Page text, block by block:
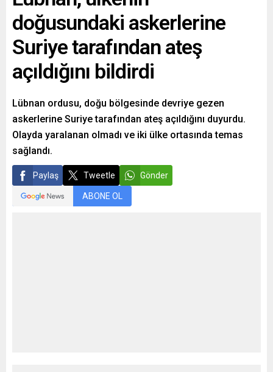
doğusundaki askerlerine
Suriye tarafından ateş
açıldığını bildirdi
Lübnan ordusu, doğu bölgesinde devriye gezen
askerlerine Suriye tarafından ateş açıldığını duyurdu.
Olayda yaralanan olmadı ve iki ülke ortasında temas
sağlandı.
Paylaş Tweetle Gönder
ABONE OL